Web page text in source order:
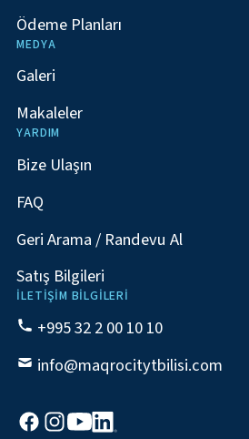
Ödeme Planları
MEDYA
Galeri
Makaleler
YARDIM
Bize Ulaşın
FAQ
Geri Arama / Randevu Al
Satış Bilgileri
İLETIŞIM BILGILERI
+995 32 2 00 10 10
info@maqrocitytbilisi.com